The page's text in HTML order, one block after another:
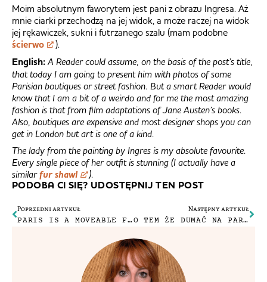
Moim absolutnym faworytem jest pani z obrazu Ingresa. Aż
mnie ciarki przechodzą na jej widok, a może raczej na widok
jej rękawiczek, sukni i futrzanego szalu (mam podobne
ścierwo ).
English: A Reader could assume, on the basis of the post’s title,
that today I am going to present him with photos of some
Parisian boutiques or street fashion. But a smart Reader would
know that I am a bit of a weirdo and for me the most amazing
fashion is that from film adaptations of Jane Austen’s books.
Also, boutiques are expensive and most designer shops you can
get in London but art is one of a kind.
The lady from the painting by Ingres is my absolute favourite.
Every single piece of her outfit is stunning (I actually have a
similarfur shawl ).
PODOBA CI SIĘ? UDOSTĘPNIJ TEN POST
Poprzedni artykuł
PARIS IS A MOVEABLE FEAST
Następny artykuł
O TEM ŻE DUMAĆ NA PARYSKIM BRUKU